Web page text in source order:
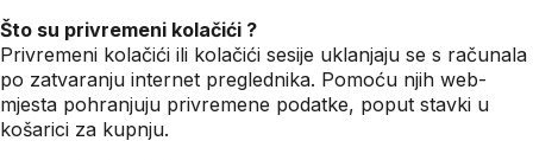
Što su privremeni kolačići ?
Privremeni kolačići ili kolačići sesije uklanjaju se s računala
po zatvaranju internet preglednika. Pomoću njih web-
mjesta pohranjuju privremene podatke, poput stavki u
košarici za kupnju.